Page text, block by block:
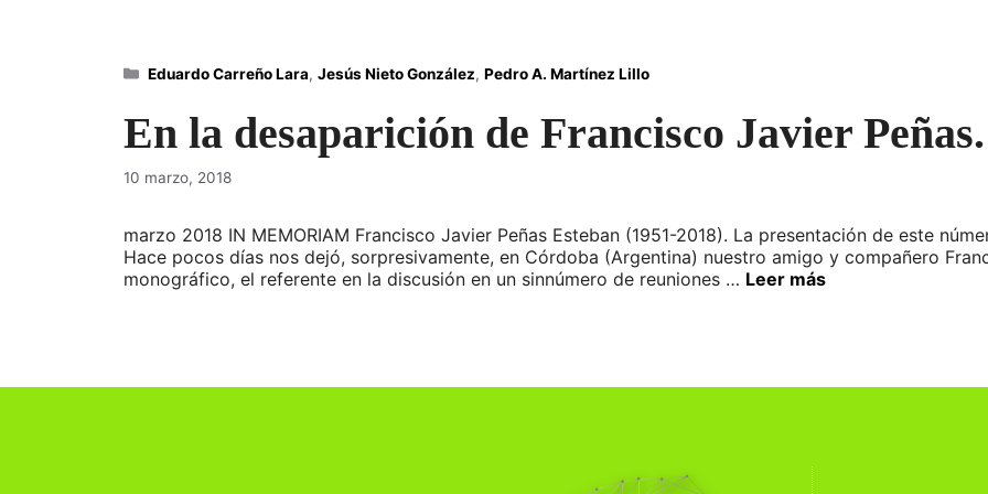
En la desaparición de Francisco Javier
10 marzo, 2018
marzo 2018 IN MEMORIAM Francisco Javier Peñas Esteban (1951-2018). La presentación de este
Hace pocos días nos dejó, sorpresivamente, en Córdoba (Argentina) nuestro amigo y compañero
monográfico, el referente en la discusión en un sinnúmero de reuniones … Leer más
Categorías
Eduardo Carreño Lara, Jesús Nieto González, Pedro A. Martínez Lillo